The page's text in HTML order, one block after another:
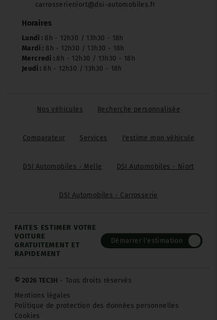
carrosserieniort@dsi-automobiles.fr
Horaires
Lundi : 8h - 12h30 / 13h30 - 18h
Mardi : 8h - 12h30 / 13h30 - 18h
Mercredi : 8h - 12h30 / 13h30 - 18h
Jeudi : 8h - 12h30 / 13h30 - 18h
Nos véhicules Recherche personnalisée
Comparateur Services J'estime mon véhicule
DSI Automobiles - Melle DSI Automobiles - Niort
DSI Automobiles - Carrosserie
FAITES ESTIMER VOTRE
VOITURE
GRATUITEMENT ET
RAPIDEMENT
Démarrer l'estimation
© 2026 TEC3H - Tous droits réservés
Mentions légales
Politique de protection des données personnelles
Cookies